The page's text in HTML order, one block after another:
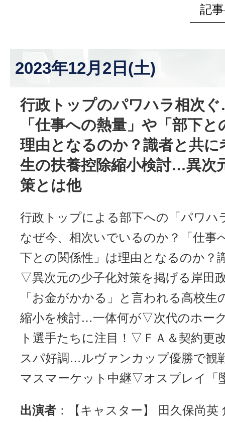
記
2023年12月2日(土)
行政トップのパワハラ相次
「仕事への熱量」や「部下
理由となるのか？識者と共
生の扶養控除縮小検討…異次
策とは他
行政トップによる部下への「パワ
なぜ今、相次いでいるのか？「仕事
下との関係性」は理由となるのか？
▽異次元の少子化対策を掲げる岸田
「お金がかかる」と言われる高校生
縮小を検討…一体何が▽次代のホー
ト選手たちに注目！▽ＦＡ＆契約更
スパ好調…ルヴァンカップ優勝で観
マスマーケット中継▽オスプレイ「
出演者 ：【キャスター】 田久保尚英